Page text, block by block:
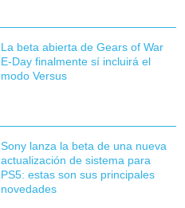
La beta abierta de Gears of War
E-Day finalmente sí incluirá el
modo Versus
Sony lanza la beta de una nueva
actualización de sistema para
PS5: estas son sus principales
novedades